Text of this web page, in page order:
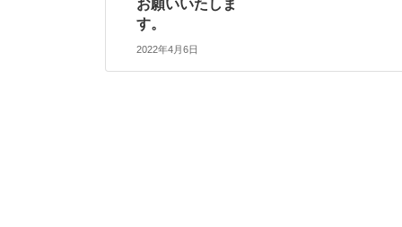
お願いいたしま
す。
2022年4月6日